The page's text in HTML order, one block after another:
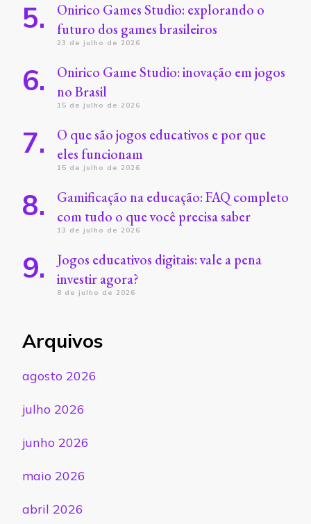
Onirico Games Studio: explorando o
futuro dos games brasileiros
23 de julho de 2026
Onirico Game Studio: inovação em jogos
no Brasil
15 de julho de 2026
O que são jogos educativos e por que
eles funcionam
15 de julho de 2026
Gamificação na educação: FAQ completo
com tudo o que você precisa saber
13 de julho de 2026
Jogos educativos digitais: vale a pena
investir agora?
8 de julho de 2026
Arquivos
agosto 2026
julho 2026
junho 2026
maio 2026
abril 2026